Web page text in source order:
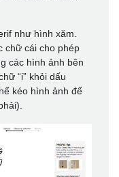
như hình xăm.
chữ cái cho phép
các hình ảnh bên
“i” khỏi dấu
kéo hình ảnh để